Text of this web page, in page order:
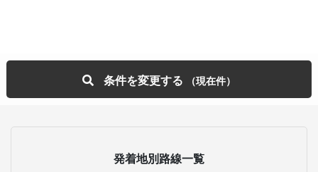
条件を変更する
発着地別路線一覧